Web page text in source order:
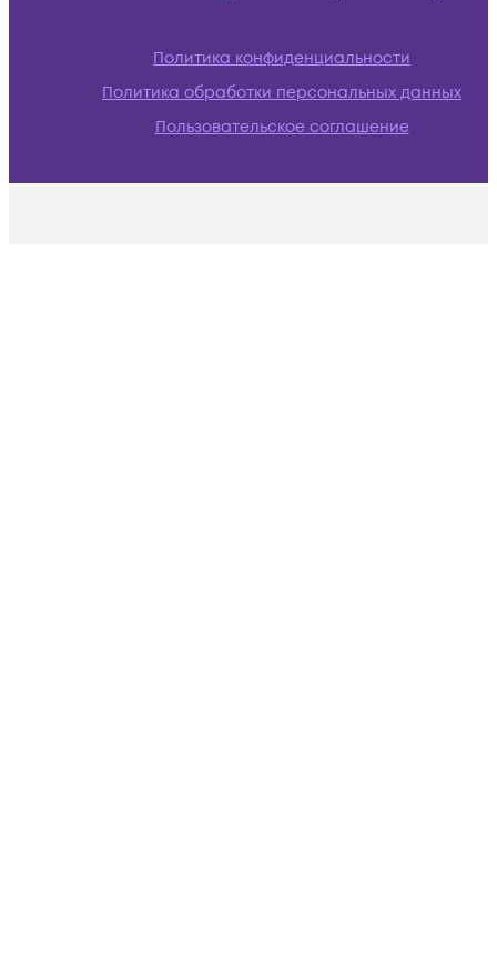
Политика конфиденциальности
Политика обработки персональных данных
Пользовательское соглашение